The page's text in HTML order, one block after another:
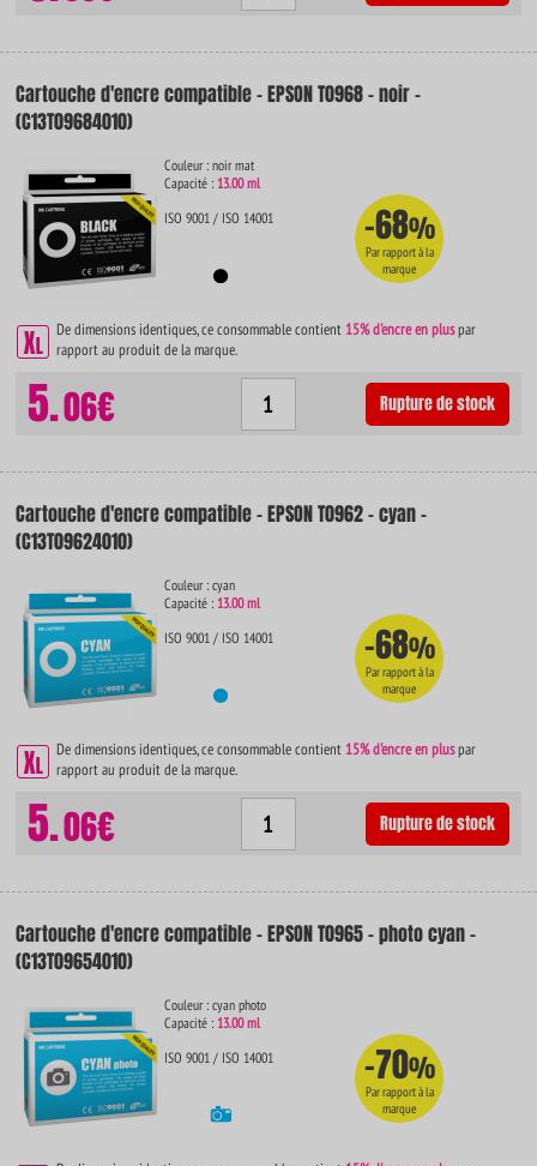
Cartouche d'encre compatible - EPSON T0968 - noir -
(C13T09684010)
Couleur : noir mat
Capacité : 13.00 ml
ISO 9001 / ISO 14001
-68%
Par rapport à la
marque
De dimensions identiques, ce consommable contient 15% d'encre en pluspar
rapport au produit de la marque.
5.06€ Rupture de stock
Cartouche d'encre compatible - EPSON T0962 - cyan -
(C13T09624010)
Couleur : cyan
Capacité : 13.00 ml
ISO 9001 / ISO 14001
-68%
Par rapport à la
marque
De dimensions identiques, ce consommable contient 15% d'encre en pluspar
rapport au produit de la marque.
5.06€ Rupture de stock
Cartouche d'encre compatible - EPSON T0965 - photo cyan -
(C13T09654010)
Couleur : cyan photo
Capacité : 13.00 ml
ISO 9001 / ISO 14001
-70%
Par rapport à la
marque